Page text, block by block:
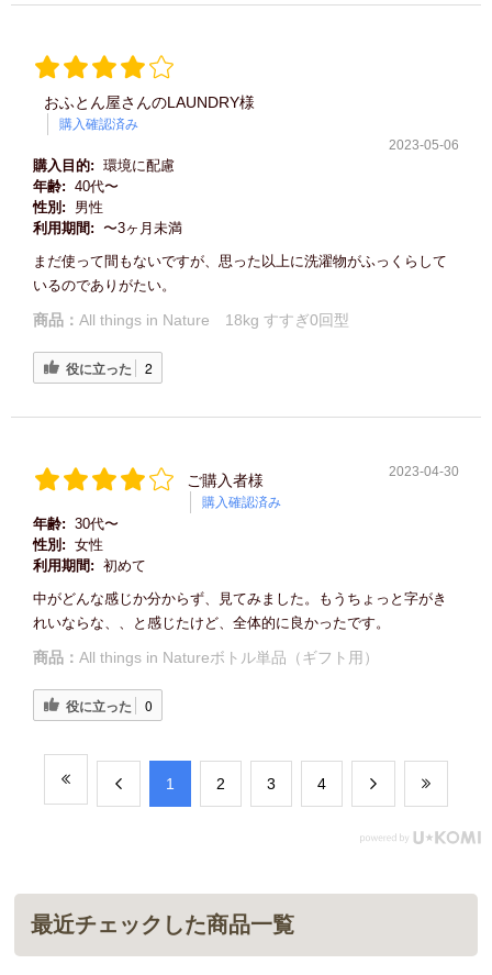
おふとん屋さんのLAUNDRY様
購入確認済み
2023-05-06
購入目的: 環境に配慮
年齢: 40代〜
性別:
男性
利用期間: 〜3ヶ月未満
まだ使って間もないですが、思った以上に洗濯物がふっくらして
いるのでありがたい。
商品： All things in Nature 18kg すすぎ0回型
役に立った 2
ご購入者様
購入確認済み
2023-04-30
年齢: 30代〜
性別: 女性
利用期間: 初めて
中がどんな感じか分からず、見てみました。もうちょっと字がき
れいならな、、と感じたけど、全体的に良かったです。
商品： All things in Natureボトル単品（ギフト用）
役に立った 0
​1 ​2 ​3 ​4
最近チェックした商品一覧